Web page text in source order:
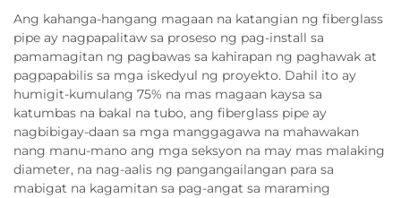
Ang kahanga-hangang magaan na katangian ng fiberglass
pipe ay nagpapalitaw sa proseso ng pag-install sa
pamamagitan ng pagbawas sa kahirapan ng paghawak at
pagpapabilis sa mga iskedyul ng proyekto. Dahil ito ay
humigit-kumulang 75% na mas magaan kaysa sa
katumbas na bakal na tubo, ang fiberglass pipe ay
nagbibigay-daan sa mga manggagawa na mahawakan
nang manu-mano ang mga seksyon na may mas malaking
diameter, na nag-aalis ng pangangailangan para sa
mabigat na kagamitan sa pag-angat sa maraming